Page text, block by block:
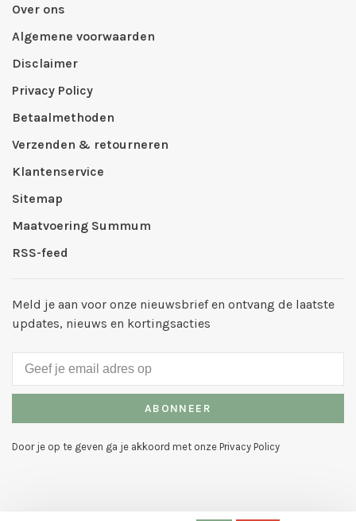
Over ons
Algemene voorwaarden
Disclaimer
Privacy Policy
Betaalmethoden
Verzenden & retourneren
Klantenservice
Sitemap
Maatvoering Summum
RSS-feed
Meld je aan voor onze nieuwsbrief en ontvang de laatste
updates, nieuws en kortingsacties
ABONNEER
Door je op te geven ga je akkoord met onze Privacy Policy